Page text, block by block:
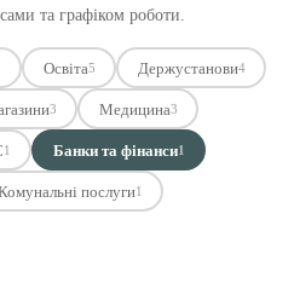
та графіком роботи.
Освіта5 Держустанови4
3 Медицина3
1 Банки та фінанси1
послуги1